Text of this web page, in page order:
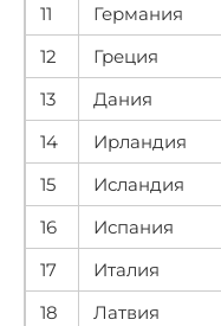
11
Германия
12
Греция
13
Дания
14
Ирландия
15
Исландия
16
Испания
17
Италия
18
Латвия